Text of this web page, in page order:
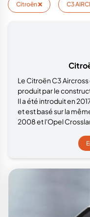
Citroën C3
Le Citroën C3
produit par le
Il a été introduit en
et est basé sur la
2008 et l'Opel